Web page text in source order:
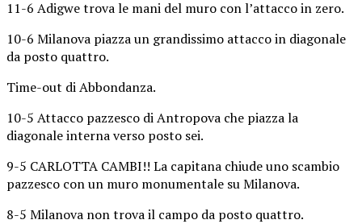
11-6 Adigwe trova le mani del muro con l’attacco in zero.
10-6 Milanova piazza un grandissimo attacco in diagonale
da posto quattro.
Time-out di Abbondanza.
10-5 Attacco pazzesco di Antropova che piazza la
diagonale interna verso posto sei.
9-5 CARLOTTA CAMBI!! La capitana chiude uno scambio
pazzesco con un muro monumentale su Milanova.
8-5 Milanova non trova il campo da posto quattro.